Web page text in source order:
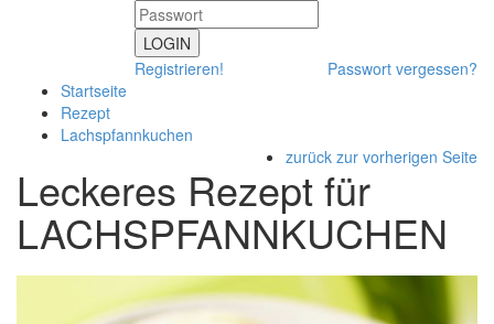
LOGIN
Registrieren!
Passwort vergessen?
Startseite
Rezept
Lachspfannkuchen
zurück zur vorherigen Seite
Leckeres Rezept für
LACHSPFANNKUCHEN